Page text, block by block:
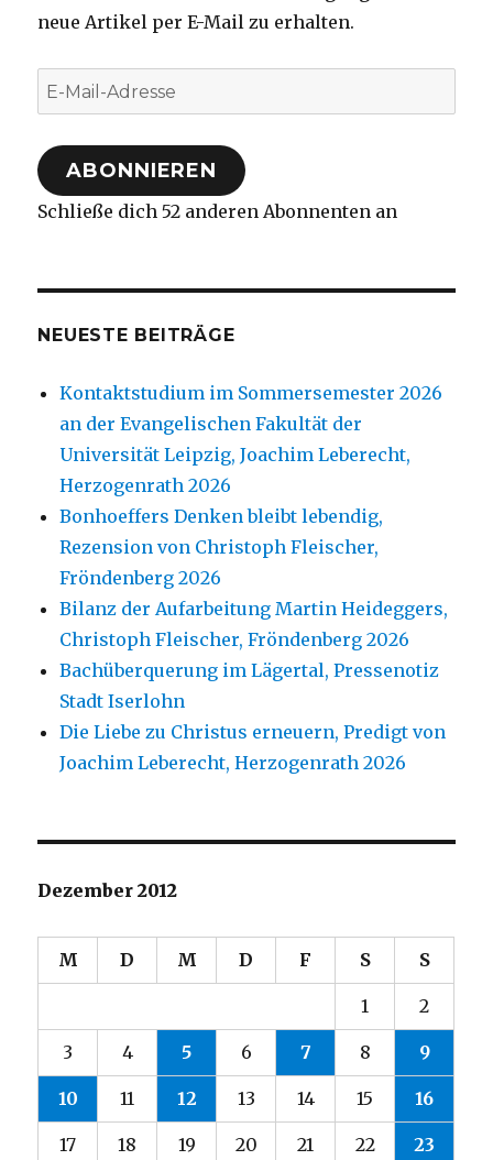
neue Artikel per E-Mail zu erhalten.
E-
Mail-
Adresse
ABONNIEREN
Schließe dich 52 anderen Abonnenten an
NEUESTE BEITRÄGE
Kontaktstudium im Sommersemester 2026
an der Evangelischen Fakultät der
Universität Leipzig, Joachim Leberecht,
Herzogenrath 2026
Bonhoeffers Denken bleibt lebendig,
Rezension von Christoph Fleischer,
Fröndenberg 2026
Bilanz der Aufarbeitung Martin Heideggers,
Christoph Fleischer, Fröndenberg 2026
Bachüberquerung im Lägertal, Pressenotiz
Stadt Iserlohn
Die Liebe zu Christus erneuern, Predigt von
Joachim Leberecht, Herzogenrath 2026
Dezember 2012
M D M D F S S
1 2
3 4 5 6 7 8 9
10 11 12 13 14 15 16
17 18 19 20 21 22 23